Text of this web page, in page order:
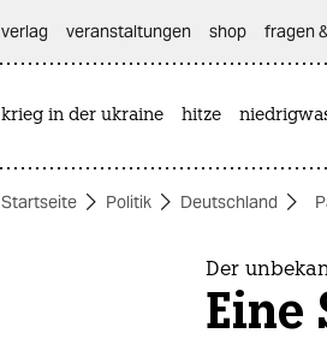
themen
verlag
veranstaltungen shop fragen
krieg in der ukraine hitze
Startseite Politik Deutschland
Der
Eine